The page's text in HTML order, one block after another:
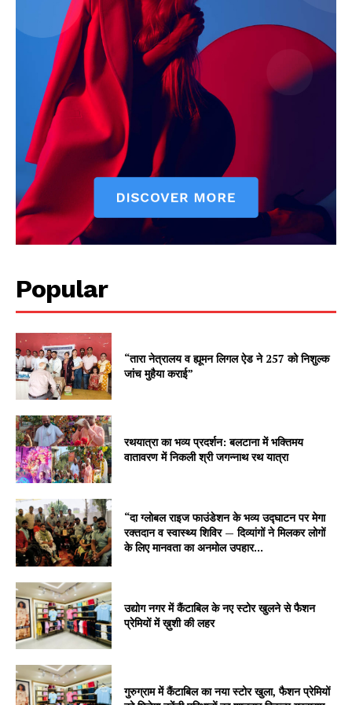
Popular
“तारा नेत्रालय व ह्यूमन लिगल ऐड ने 257 को निशुल्क
जांच मुहैया कराई”
रथयात्रा का भव्य प्रदर्शन: बलटाना में भक्तिमय
वातावरण में निकली श्री जगन्नाथ रथ यात्रा
“दा ग्लोबल राइज फाउंडेशन के भव्य उद्घाटन पर मेगा
रक्तदान व स्वास्थ्य शिविर — दिव्यांगों ने मिलकर लोगों
के लिए मानवता का अनमोल उपहार...
उद्योग नगर में कैंटाबिल के नए स्टोर खुलने से फैशन
प्रेमियों में ख़ुशी की लहर
गुरुग्राम में कैंटाबिल का नया स्टोर खुला, फैशन प्रेमियों